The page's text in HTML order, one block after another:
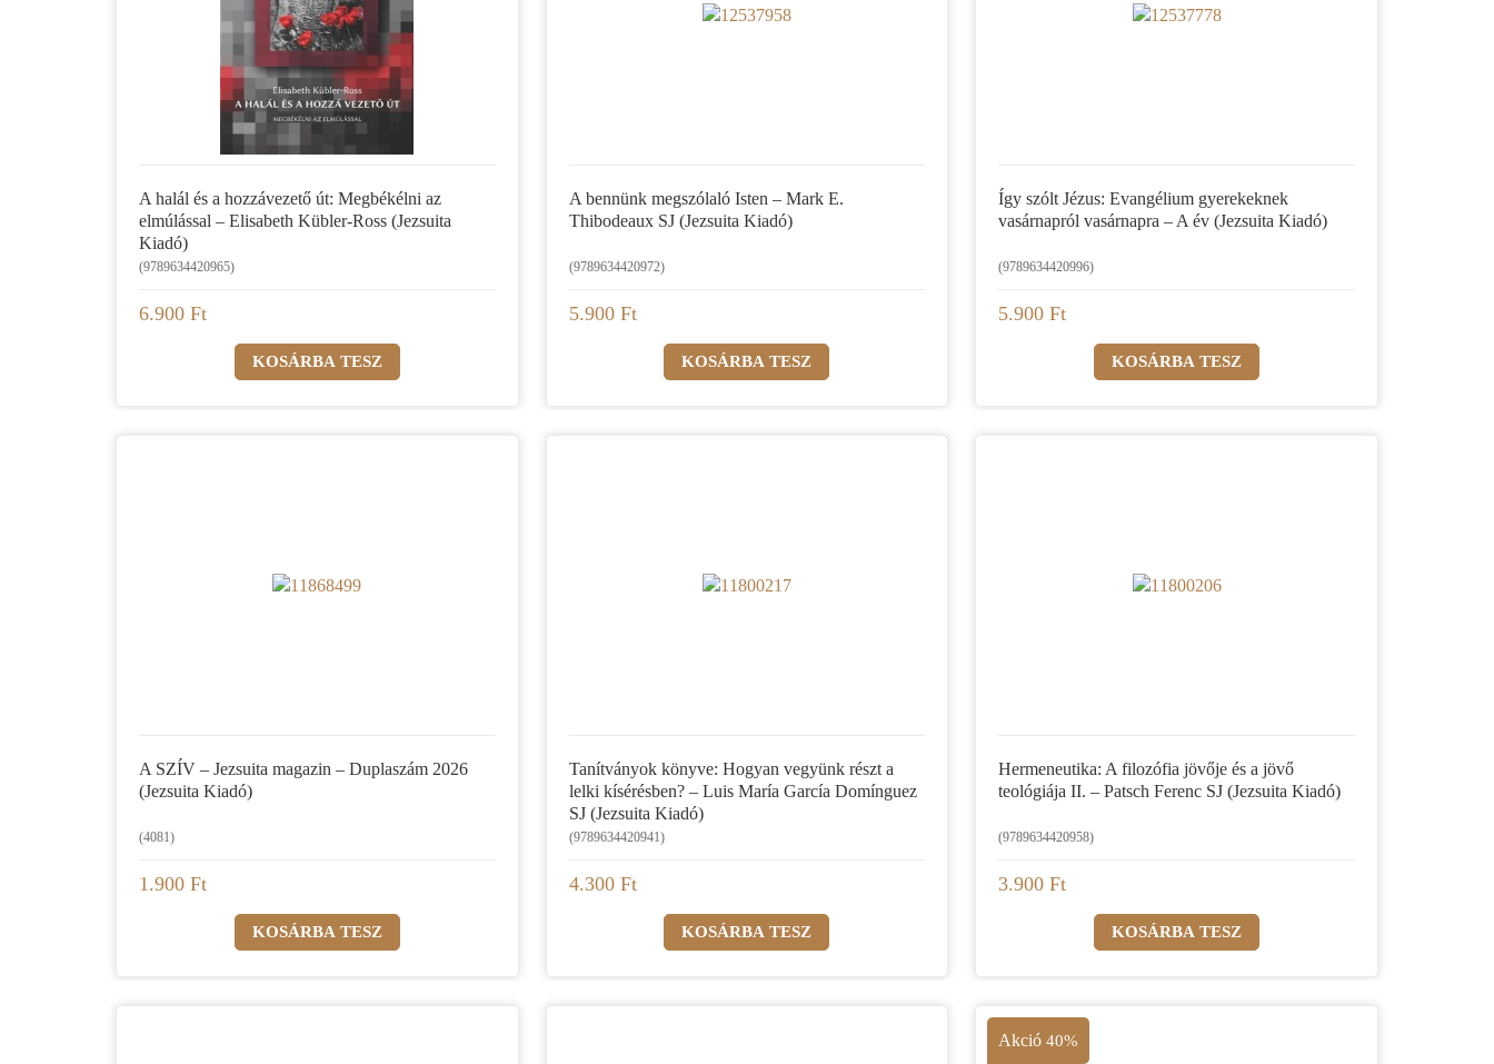
A halál és a hozzávezető út: Megbékélni az
elmúlással – Elisabeth Kübler-Ross (Jezsuita
Kiadó)
(9789634420965)
6.900 Ft
A bennünk megszólaló Isten – Mark E.
Thibodeaux SJ (Jezsuita Kiadó)
(9789634420972)
5.900 Ft
Így szólt Jézus: Evangélium gyerekeknek
vasárnapról vasárnapra – A év (Jezsuita Kiadó)
(9789634420996)
5.900 Ft
A SZÍV – Jezsuita magazin – Duplaszám 2026
(Jezsuita Kiadó)
(4081)
1.900 Ft
Tanítványok könyve: Hogyan vegyünk részt a
lelki kísérésben? – Luis María García Domínguez
SJ (Jezsuita Kiadó)
(9789634420941)
4.300 Ft
Hermeneutika: A filozófia jövője és a jövő
teológiája II. – Patsch Ferenc SJ (Jezsuita Kiadó)
(9789634420958)
3.900 Ft
Akció40%